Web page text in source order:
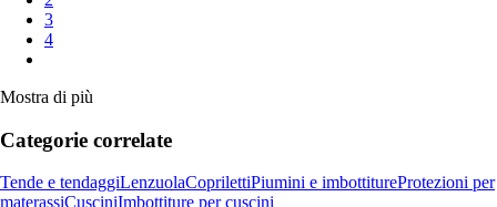
3
4
Mostra di più
Categorie correlate
Tende e tendaggiLenzuolaCoprilettiPiumini e imbottitureProtezioni per
materassiCusciniImbottiture per cuscini